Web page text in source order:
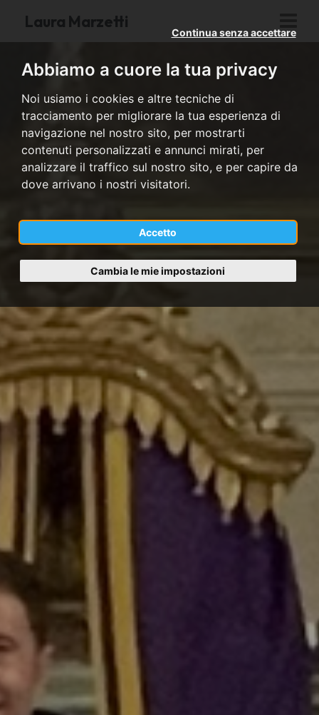
Abbiamo a cuore la tua privacy
Noi usiamo i cookies e altre tecniche di
tracciamento per migliorare la tua esperienza di
navigazione nel nostro sito, per mostrarti
contenuti personalizzati e annunci mirati, per
analizzare il traffico sul nostro sito, e per capire da
dove arrivano i nostri visitatori.
Accetto
Continua senza accettare
Cambia le mie impostazioni
Laura Marzetti